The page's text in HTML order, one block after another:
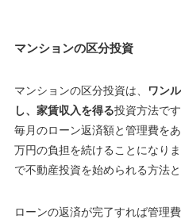
マンションの区分投資
マンションの区分投資は、
ワン
し、家賃収入を得る投資方法で
毎月のローン返済額と管理費を
万円の負担を続けることになり
で不動産投資を始められる方法と
ローンの返済が完了すれば管理